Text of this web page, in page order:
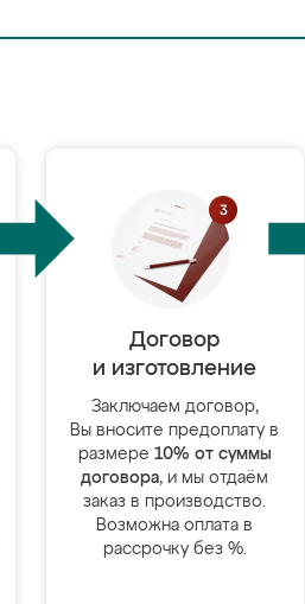
Договор
и изготовление
Заключаем договор,
Вы вносите предоплату в
размере 10% от суммы
договора, и мы отдаём
заказ в производство.
Возможна оплата в
рассрочку без %.